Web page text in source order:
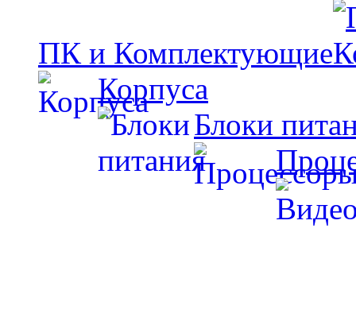
ПК и Комплектующие
Корпуса
Блоки